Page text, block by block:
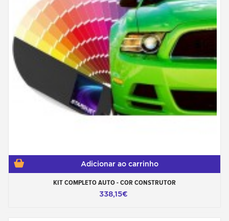
Adicionar ao carrinho
KIT COMPLETO AUTO - COR CONSTRUTOR
338,15€